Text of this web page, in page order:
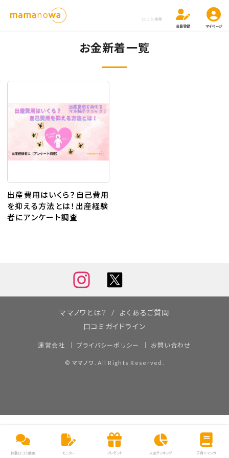
口コミ検索
会員登録
マイページ
お金新着一覧
出産費用はいくら？自己費用
を抑える方法とは！出産経験
者にアンケート調査
体験口コミ動画 モニター プレゼント 人気ランキング 子育てマンガ
ママノワとは？
よくあるご質問
口コミガイドライン
運営会社 プライバシーポリシー お問い合わせ
© ママノワ . All Rights Reserved.